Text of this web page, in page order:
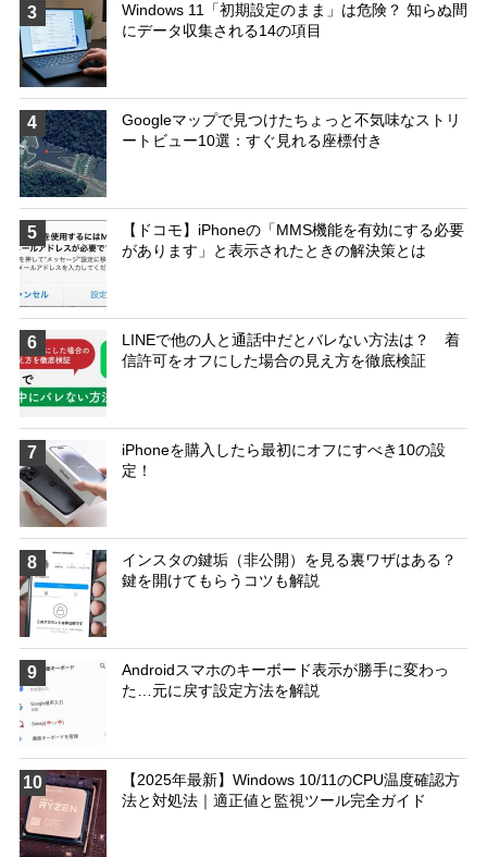
3
Windows 11「初期設定のまま」は危険？ 知らぬ間
にデータ収集される14の項目
4
Googleマップで見つけたちょっと不気味なストリ
ートビュー10選：すぐ見れる座標付き
5
【ドコモ】iPhoneの「MMS機能を有効にする必要
があります」と表示されたときの解決策とは
6
LINEで他の人と通話中だとバレない方法は？ 着
信許可をオフにした場合の見え方を徹底検証
7
iPhoneを購入したら最初にオフにすべき10の設
定！
8
インスタの鍵垢（非公開）を見る裏ワザはある？
鍵を開けてもらうコツも解説
9
Androidスマホのキーボード表示が勝手に変わっ
た…元に戻す設定方法を解説
10
【2025年最新】Windows 10/11のCPU温度確認方
法と対処法｜適正値と監視ツール完全ガイド